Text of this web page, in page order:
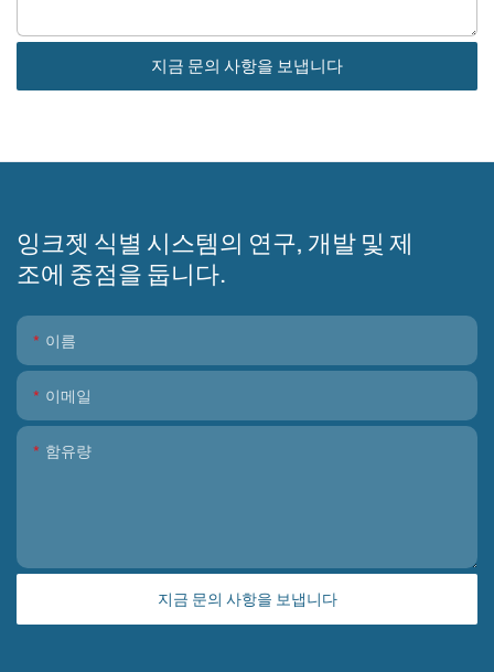
지금 문의 사항을 보냅니다
잉크젯 식별 시스템의 연구, 개발 및 제
조에 중점을 둡니다.
이름
이메일
함유량
지금 문의 사항을 보냅니다